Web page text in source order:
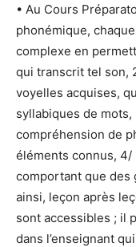
• Au Cours
phonémique,
complexe en
qui transcrit tel son,
voyelles acquises,
syllabiques de
compréhension de
éléments connus, 4/
comportant que des
ainsi, leçon après
sont accessibles ; il
dans l’enseignant